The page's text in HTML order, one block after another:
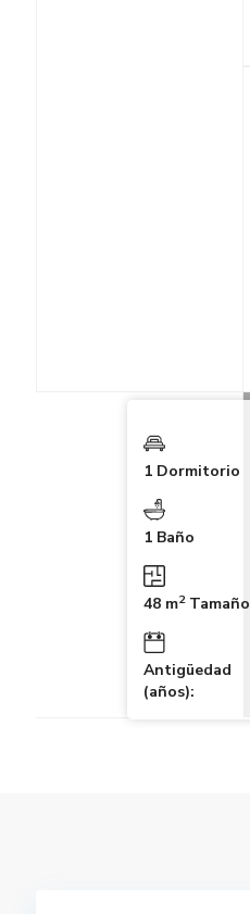
1 Dormitorio
1 Baño
48 m2Tamaño
Antigüedad
(años):